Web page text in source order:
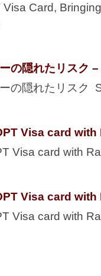
Card,
の隠れたリスク
の隠れたリスク
Visa card
Visa card with
Visa card with
Visa card with